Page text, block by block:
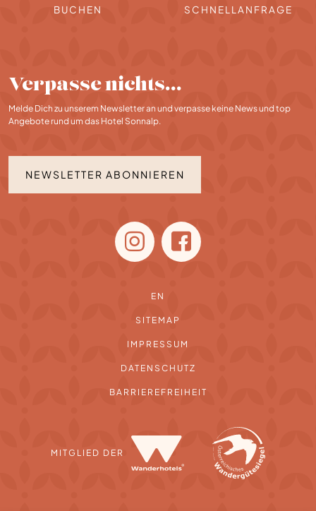
Verpasse nichts…
Melde Dich zu unserem Newsletter an und verpasse keine News und top
Angebote rund um das Hotel Sonnalp.
NEWSLETTER ABONNIEREN
BUCHEN SCHNELLANFRAGE
EN
SITEMAP
IMPRESSUM
DATENSCHUTZ
BARRIEREFREIHEIT
MITGLIED DER